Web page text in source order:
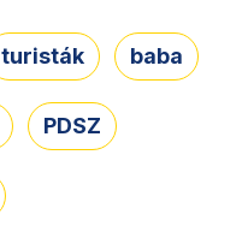
turisták baba
PDSZ